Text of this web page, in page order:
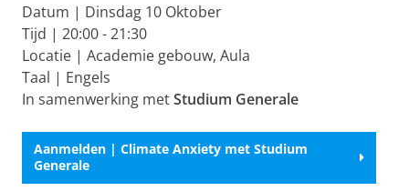
Datum | Dinsdag 10 Oktober
Tijd | 20:00 - 21:30
Locatie | Academie gebouw, Aula
Taal | Engels
In samenwerking metStudium Generale
Aanmelden | Climate Anxiety met Studium
Generale